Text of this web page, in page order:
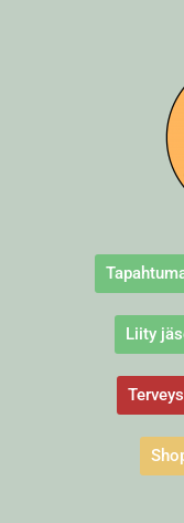
Liity